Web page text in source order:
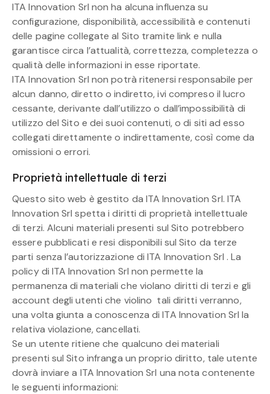
ITA Innovation Srl non ha alcuna influenza su
configurazione, disponibilità, accessibilità e contenuti
delle pagine collegate al Sito tramite link e nulla
garantisce circa l’attualità, correttezza, completezza o
qualità delle informazioni in esse riportate.
ITA Innovation Srl non potrà ritenersi responsabile per
alcun danno, diretto o indiretto, ivi compreso il lucro
cessante, derivante dall’utilizzo o dall’impossibilità di
utilizzo del Sito e dei suoi contenuti, o di siti ad esso
collegati direttamente o indirettamente, così come da
omissioni o errori.
Proprietà intellettuale di terzi
Questo sito web è gestito da ITA Innovation Srl. ITA
Innovation Srl spetta i diritti di proprietà intellettuale
di terzi. Alcuni materiali presenti sul Sito potrebbero
essere pubblicati e resi disponibili sul Sito da terze
parti senza l’autorizzazione di ITA Innovation Srl . La
policy di ITA Innovation Srl non permette la
permanenza di materiali che violano diritti di terzi e gli
account degli utenti che violino tali diritti verranno,
una volta giunta a conoscenza di ITA Innovation Srl la
relativa violazione, cancellati.
Se un utente ritiene che qualcuno dei materiali
presenti sul Sito infranga un proprio diritto, tale utente
dovrà inviare a ITA Innovation Srl una nota contenente
le seguenti informazioni: